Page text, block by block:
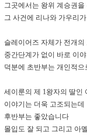
그곳에서는 왕위 계승권
그 사건에 리나와 가우리
슬레이어즈 자체가 전개
중간단계가 없이 바로 이
덕분에 초반부는 개인적으
세이룬의 제 1왕자의 딸인
이야기는 더욱 고조되는데
후반부는 좋았습니다
몰입도 잘 되고 그리고 아